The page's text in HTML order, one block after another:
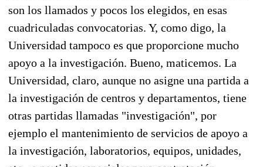
son los llamados y pocos los elegidos, en esas
cuadriculadas convocatorias. Y, como digo, la
Universidad tampoco es que proporcione mucho
apoyo a la investigación. Bueno, maticemos. La
Universidad, claro, aunque no asigne una partida a
la investigación de centros y departamentos, tiene
otras partidas llamadas "investigación", por
ejemplo el mantenimiento de servicios de apoyo a
la investigación, laboratorios, equipos, unidades,